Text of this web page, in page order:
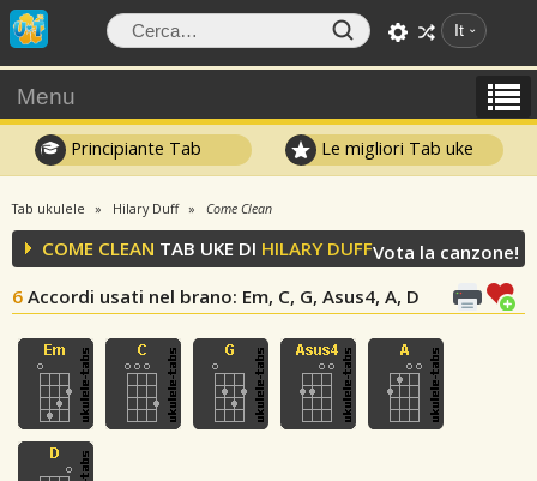
It
Menu
Principiante Tab Le migliori Tab uke
Tab ukulele Hilary Duff Come Clean
COME CLEAN TAB UKE DI HILARY DUFF
6 Accordi usati nel brano: Em, C, G, Asus4, A, D
Vota la canzone!